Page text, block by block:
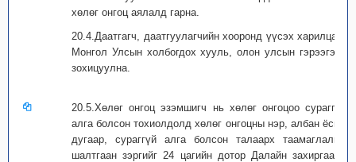
хөлөг онгоц аялалд гарна.
20.4.Даатгагч, даатгуулагчийн хооронд үүсэх харилцааг
Монгол Улсын холбогдох хууль, олон улсын гэрээгээр
зохицуулна.
20.5.Хөлөг онгоц эзэмшигч нь хөлөг онгоцоо сураггүй
алга болсон тохиолдолд хөлөг онгоцны нэр, албан ёсны
дугаар, сураггүй алга болсон талаарх таамаглалын
шалтгаан зэргийг 24 цагийн дотор Далайн захиргаанд